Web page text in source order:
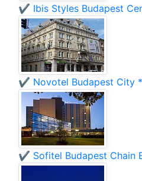
✔️ Ibis Styles Budapest
✔️ Novotel Budapest City
✔️ Sofitel Budapest Chain